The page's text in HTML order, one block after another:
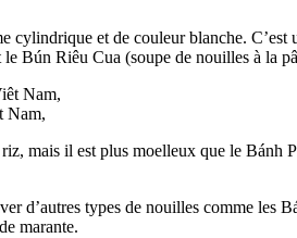
cylindrique et de couleur blanche.
Bún Riêu Cua (soupe de nouilles à la
Nam,
mais il est plus moelleux que le
d’autres types de nouilles comme
marante.